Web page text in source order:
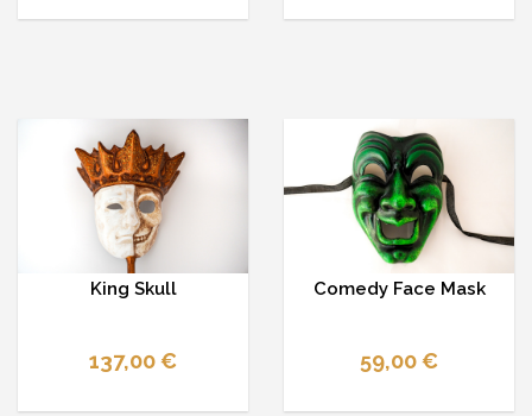
King Skull
137,00 €
Comedy Face Mask
59,00 €